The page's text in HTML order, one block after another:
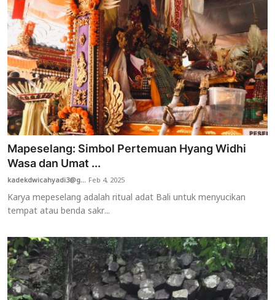
Mapeselang: Simbol Pertemuan Hyang Widhi
Wasa dan Umat ...
kadekdwicahyadi3@g... Feb 4, 2025
Karya mepeselang adalah ritual adat Bali untuk menyucikan
tempat atau benda sakr...